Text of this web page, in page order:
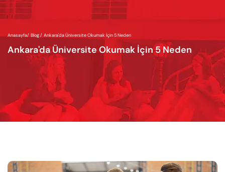
Anasayfa/ Blog / Ankara'da Üniversite Okumak İçin 5 Neden
Ankara'da Üniversite Okumak İçin 5 Neden